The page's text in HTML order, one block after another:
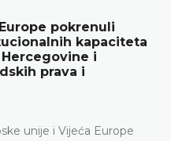
pokrenuli
kapaciteta
i
prava i
unije i Vijeća Europe